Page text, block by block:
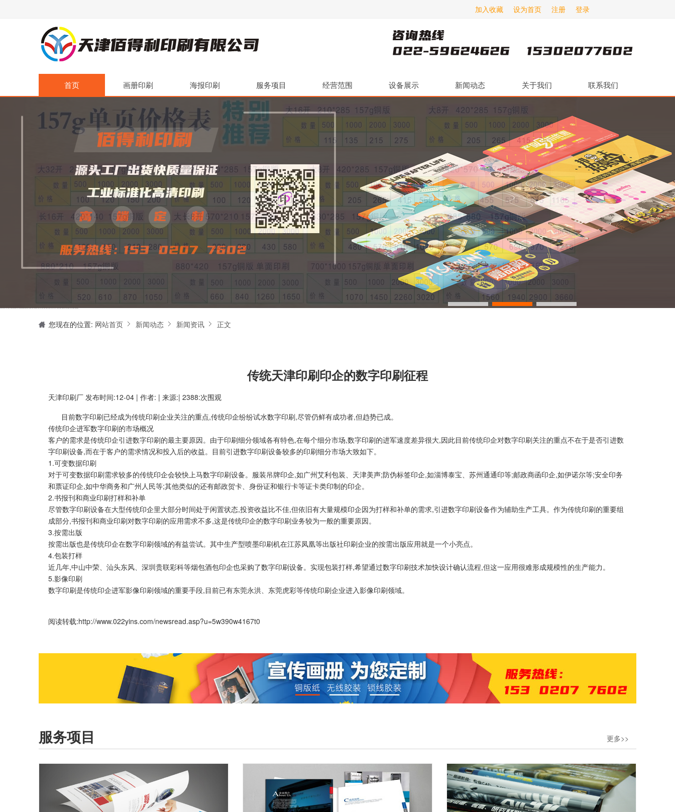
登录
注册
设为首页
加入收藏
首页 画册印刷 海报印刷 服务项目 经营范围 设备展示 新闻动态 关于我们 联系我们
您现在的位置: 网站首页 新闻动态 新闻资讯 正文
传统天津印刷印企的数字印刷征程
天津印刷厂 发布时间:12-04 | 作者: | 来源:| 2388:次围观
目前数字印刷已经成为传统印刷企业关注的重点,传统印企纷纷试水数字印刷,尽管仍鲜有成功者,但趋势已成。
传统印企进军数字印刷的市场概况
客户的需求是传统印企引进数字印刷的最主要原因。由于印刷细分领域各有特色,在每个细分市场,数字印刷的进军速度差异很大,因此目前传统印企对数字印刷关注的重点不在于是否引进数
字印刷设备,而在于客户的需求情况和投入后的收益。目前引进数字印刷设备较多的印刷细分市场大致如下。
1.可变数据印刷
对于可变数据印刷需求较多的传统印企会较快上马数字印刷设备。服装吊牌印企,如广州艾利包装、天津美声;防伪标签印企,如淄博泰宝、苏州通通印等;邮政商函印企,如伊诺尔等;安全印务
和票证印企,如中华商务和广州人民等;其他类似的还有邮政贺卡、身份证和银行卡等证卡类印制的印企。
2.书报刊和商业印刷打样和补单
尽管数字印刷设备在大型传统印企里大部分时间处于闲置状态,投资收益比不佳,但依旧有大量规模印企因为打样和补单的需求,引进数字印刷设备作为辅助生产工具。作为传统印刷的重要组
成部分,书报刊和商业印刷对数字印刷的应用需求不多,这是传统印企的数字印刷业务较为一般的重要原因。
3.按需出版
按需出版也是传统印企在数字印刷领域的有益尝试。其中生产型喷墨印刷机在江苏凤凰等出版社印刷企业的按需出版应用就是一个小亮点。
4.包装打样
近几年,中山中荣、汕头东风、深圳贵联彩科等烟包酒包印企也采购了数字印刷设备。实现包装打样,希望通过数字印刷技术加快设计确认流程,但这一应用很难形成规模性的生产能力。
5.影像印刷
数字印刷是传统印企进军影像印刷领域的重要手段,目前已有东莞永洪、东莞虎彩等传统印刷企业进入影像印刷领域。
阅读转载:http://www.022yins.com/newsread.asp?u=5w390w4167t0
服务项目 更多>>